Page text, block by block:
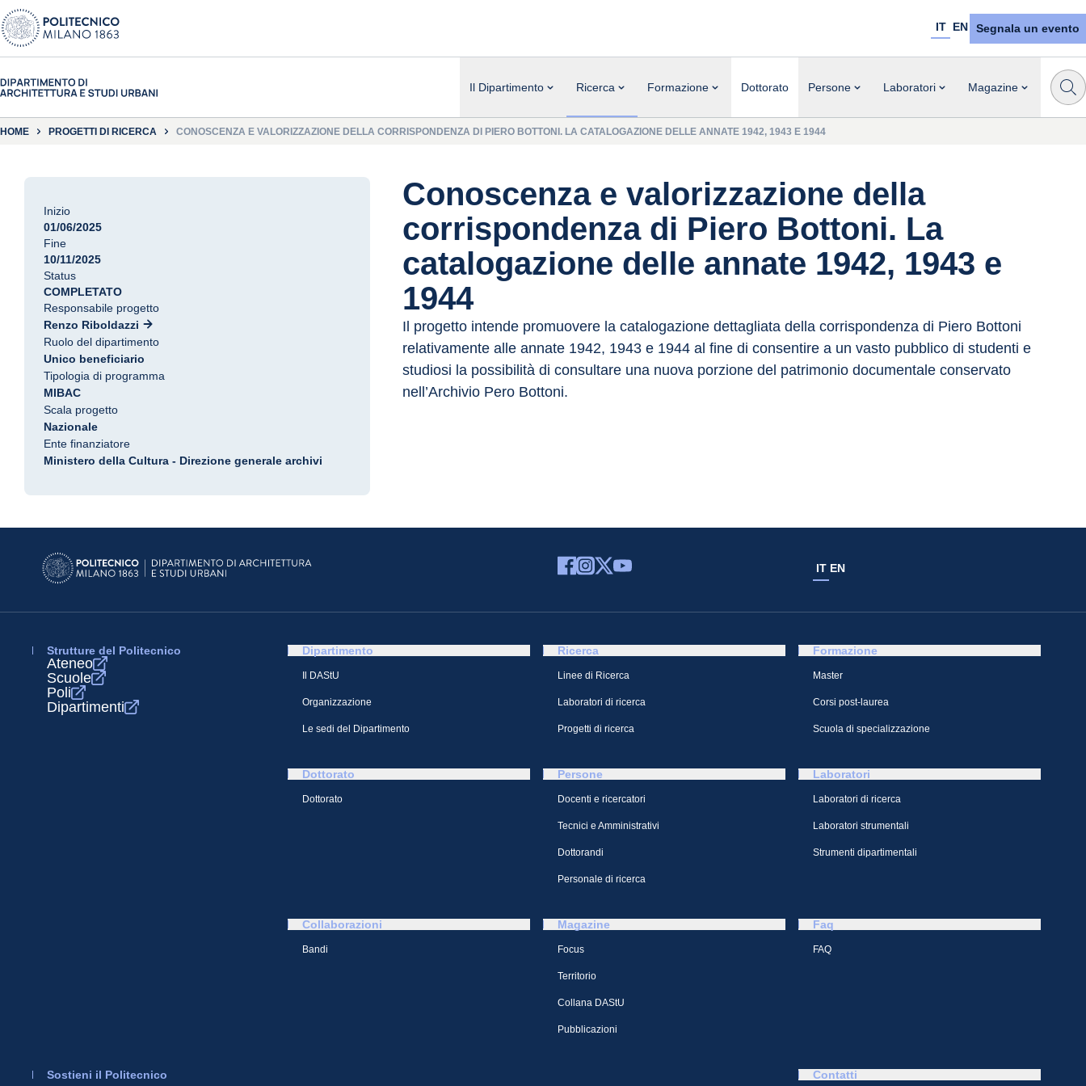
IT EN Segnala un evento
Il Dipartimento Ricerca Formazione Dottorato Persone Laboratori Magazine
HOME PROGETTI DI RICERCA CONOSCENZA E VALORIZZAZIONE DELLA CORRISPONDENZA DI PIERO BOTTONI. LA CATALOGAZIONE DELLE ANNATE 1942, 1943 E 1944
Inizio
01/06/2025
Fine
10/11/2025
Status
COMPLETATO
Responsabile progetto
Renzo Riboldazzi
Ruolo del dipartimento
Unico beneficiario
Tipologia di programma
MIBAC
Scala progetto
Nazionale
Ente finanziatore
Ministero della Cultura - Direzione generale archivi
Conoscenza e valorizzazione della
corrispondenza di Piero Bottoni. La
catalogazione delle annate 1942, 1943 e
1944
Il progetto intende promuovere la catalogazione dettagliata della corrispondenza di Piero Bottoni
relativamente alle annate 1942, 1943 e 1944 al fine di consentire a un vasto pubblico di studenti e
studiosi la possibilità di consultare una nuova porzione del patrimonio documentale conservato
nell’Archivio Pero Bottoni.
IT EN
Strutture del Politecnico
Ateneo
Scuole
Poli
Dipartimenti
Dipartimento
Il DAStU
Organizzazione
Le sedi del Dipartimento
Ricerca
Linee di Ricerca
Laboratori di ricerca
Progetti di ricerca
Formazione
Master
Corsi post-laurea
Scuola di specializzazione
Dottorato
Dottorato
Persone
Docenti e ricercatori
Tecnici e Amministrativi
Dottorandi
Personale di ricerca
Laboratori
Laboratori di ricerca
Laboratori strumentali
Strumenti dipartimentali
Collaborazioni
Bandi
Magazine
Focus
Territorio
Collana DAStU
Pubblicazioni
Faq
FAQ
Sostieni il Politecnico Contatti